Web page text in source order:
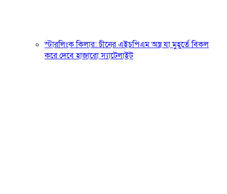
স্টারলিংক কিলার: চীনের এইচপিএম অস্ত্র যা মুহূর্তে বিকল
করে দেবে হাজারো স্যাটেলাইট